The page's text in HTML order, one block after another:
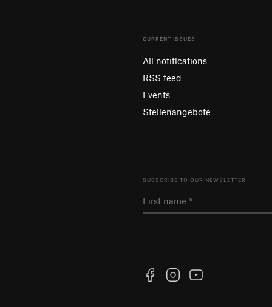
CURRENT ISSUES
All notifications
RSS feed
Events
Stellenangebote
SUBSCRIBE TO OUR NEWSLETTER
FacebookInstagramYouTube